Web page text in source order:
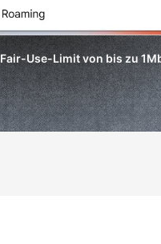
Fair-Use-Limit von bis zu